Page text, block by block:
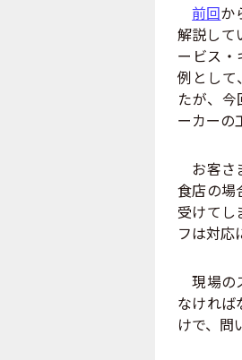
前回か
解説し
ービス
例として
たが、
ーカーの
お客さ
食店の場
受けてし
フは対応
現場の
なければ
けで、問